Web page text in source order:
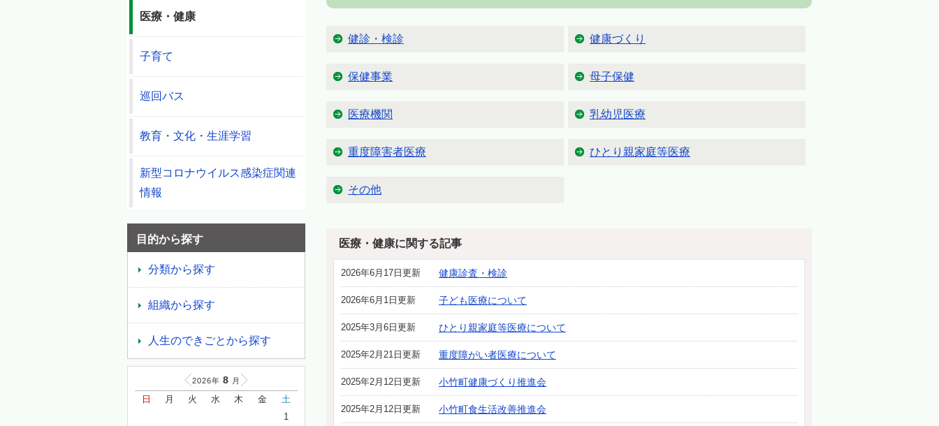
健診・検診 健康づくり
保健事業 母子保健
医療機関 乳幼児医療
重度障害者医療 ひとり親家庭等医療
その他
医療・健康に関する記事
2026年6月17日更新 健康診査・検診
2026年6月1日更新 子ども医療について
2025年3月6日更新 ひとり親家庭等医療について
2025年2月21日更新 重度障がい者医療について
2025年2月12日更新 小竹町健康づくり推進会
2025年2月12日更新 小竹町食生活改善推進会
医療・健康
子育て
巡回バス
教育・文化・生涯学習
新型コロナウイルス感染症関連
情報
目的から探す
分類から探す
組織から探す
人生のできごとから探す
2026年 8 月
日 月 火 水 木 金
土
1